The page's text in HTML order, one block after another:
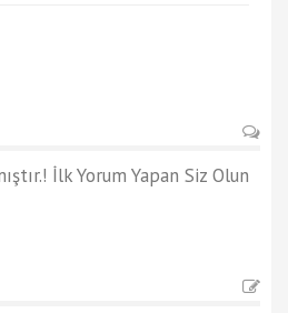
İlk Yorum Yapan Siz Olun